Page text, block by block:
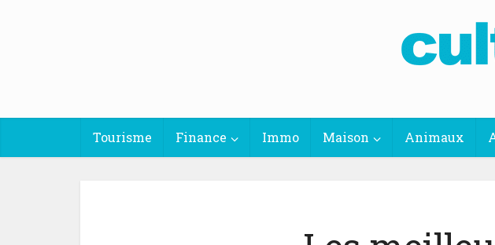
Tourisme Finance Immo Maison Animaux